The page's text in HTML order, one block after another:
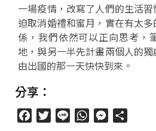
一場疫情，改寫了人們的生活
迫取消婚禮和蜜月，實在有太
係，我們依然可以正向思考，
地，與另一半先計畫兩個人的
由出國的那一天快快到來。
分享：
FacebookTwitter
Line WhatsAppMessenger